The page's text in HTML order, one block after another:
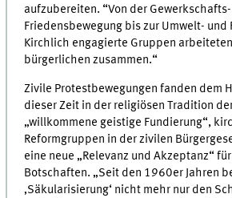
aufzubereiten. “Von der
Friedensbewegung bis zur Umwelt- und
Kirchlich engagierte Gruppen
bürgerlichen zusammen.“
Zivile Protestbewegungen fanden dem
dieser Zeit in der religiösen Tradition
„willkommene geistige Fundierung“,
Reformgruppen in der zivilen
eine neue „Relevanz und Akzeptanz“
Botschaften. „Seit den 1960er Jahren
‚Säkularisierung‘ nicht mehr nur den